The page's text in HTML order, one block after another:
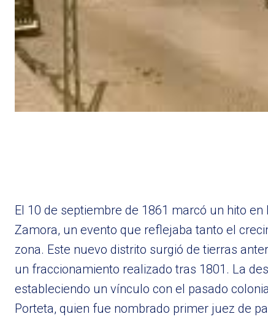
El 10 de septiembre de 1861 marcó un hito
Zamora, un evento que reflejaba tanto el
zona. Este nuevo distrito surgió de tierras
un fraccionamiento realizado tras 1801. La
estableciendo un vínculo con el pasado
Porteta, quien fue nombrado primer juez de